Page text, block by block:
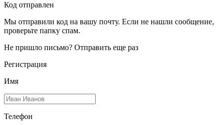
Код отправлен
Мы отправили код на вашу почту. Если не нашли сообщение,
проверьте папку спам.
Не пришло письмо? Отправить еще раз
Регистрация
Имя
Телефон